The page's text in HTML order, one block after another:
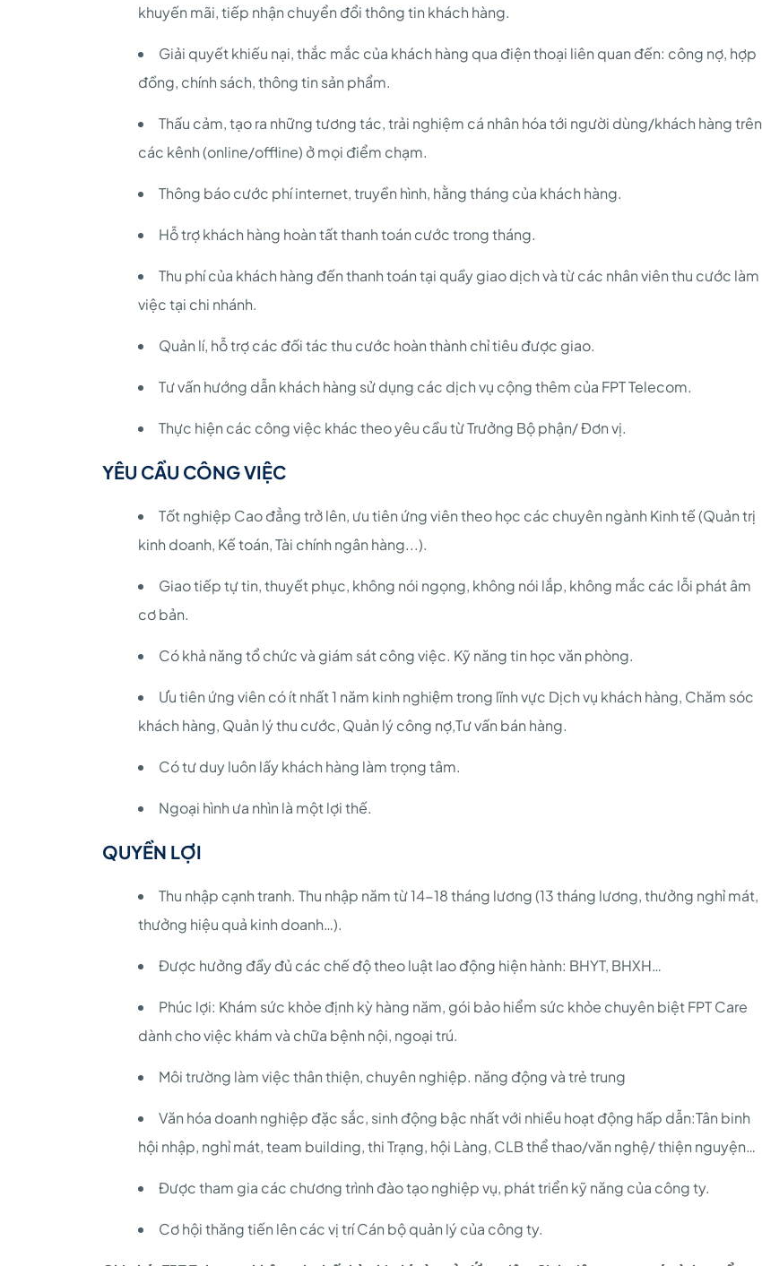
khuyến mãi, tiếp nhận chuyển đổi thông tin khách hàng.
Giải quyết khiếu nại, thắc mắc của khách hàng qua điện thoại liên quan đến: công nợ, hợp
đồng, chính sách, thông tin sản phẩm.
Thấu cảm, tạo ra những tương tác, trải nghiệm cá nhân hóa tới người dùng/khách hàng trên
các kênh (online/offline) ở mọi điểm chạm.
Thông báo cước phí internet, truyền hình, hằng tháng của khách hàng.
Hỗ trợ khách hàng hoàn tất thanh toán cước trong tháng.
Thu phí của khách hàng đến thanh toán tại quầy giao dịch và từ các nhân viên thu cước làm
việc tại chi nhánh.
Quản lí, hỗ trợ các đối tác thu cước hoàn thành chỉ tiêu được giao.
Tư vấn hướng dẫn khách hàng sử dụng các dịch vụ cộng thêm của FPT Telecom.
Thực hiện các công việc khác theo yêu cầu từ Trưởng Bộ phận/ Đơn vị.
YÊU CẦU CÔNG VIỆC
Tốt nghiệp Cao đẳng trở lên, ưu tiên ứng viên theo học các chuyên ngành Kinh tế (Quản trị
kinh doanh, Kế toán, Tài chính ngân hàng...).
Giao tiếp tự tin, thuyết phục, không nói ngọng, không nói lắp, không mắc các lỗi phát âm
cơ bản.
Có khả năng tổ chức và giám sát công việc. Kỹ năng tin học văn phòng.
Ưu tiên ứng viên có ít nhất 1 năm kinh nghiệm trong lĩnh vực Dịch vụ khách hàng, Chăm sóc
khách hàng, Quản lý thu cước, Quản lý công nợ,Tư vấn bán hàng.
Có tư duy luôn lấy khách hàng làm trọng tâm.
Ngoại hình ưa nhìn là một lợi thế.
QUYỀN LỢI
Thu nhập cạnh tranh. Thu nhập năm từ 14-18 tháng lương (13 tháng lương, thưởng nghỉ mát,
thưởng hiệu quả kinh doanh…).
Được hưởng đầy đủ các chế độ theo luật lao động hiện hành: BHYT, BHXH…
Phúc lợi: Khám sức khỏe định kỳ hàng năm, gói bảo hiểm sức khỏe chuyên biệt FPT Care
dành cho việc khám và chữa bệnh nội, ngoại trú.
Môi trường làm việc thân thiện, chuyên nghiệp. năng động và trẻ trung
Văn hóa doanh nghiệp đặc sắc, sinh động bậc nhất với nhiều hoạt động hấp dẫn:Tân binh
hội nhập, nghỉ mát, team building, thi Trạng, hội Làng, CLB thể thao/văn nghệ/ thiện nguyện…
Được tham gia các chương trình đào tạo nghiệp vụ, phát triển kỹ năng của công ty.
Cơ hội thăng tiến lên các vị trí Cán bộ quản lý của công ty.